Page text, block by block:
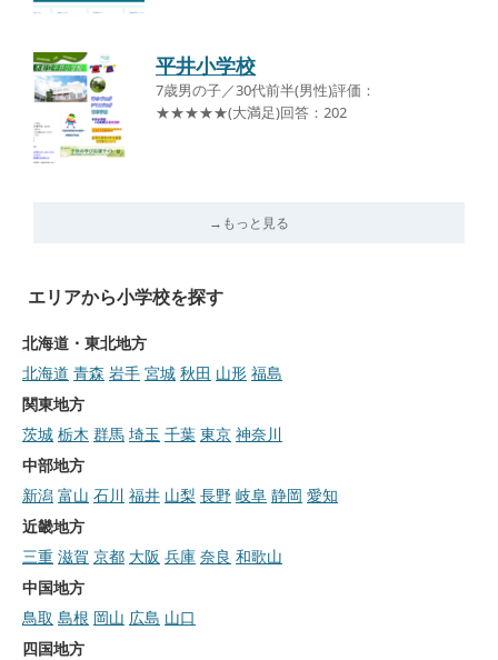
平井小学校
7歳男の子／30代前半(男性)評価：
★★★★★(大満足)回答：202
→もっと見る
エリアから小学校を探す
北海道・東北地方
北海道 青森 岩手 宮城 秋田 山形 福島
関東地方
茨城 栃木 群馬 埼玉 千葉 東京 神奈川
中部地方
新潟 富山 石川 福井 山梨 長野 岐阜 静岡 愛知
近畿地方
三重 滋賀 京都 大阪 兵庫 奈良 和歌山
中国地方
鳥取 島根 岡山 広島 山口
四国地方